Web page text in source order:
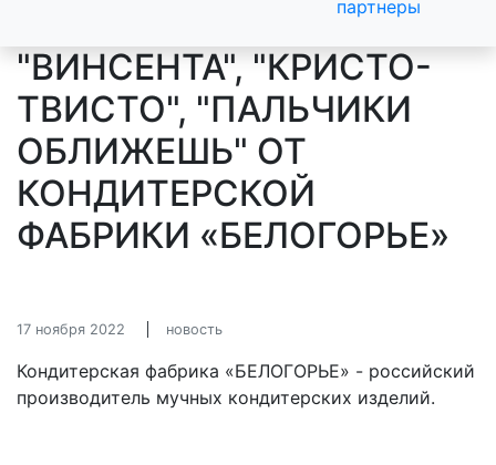
партнеры
"ВИНСЕНТА", "КРИСТО-
ТВИСТО", "ПАЛЬЧИКИ
ОБЛИЖЕШЬ" ОТ
КОНДИТЕРСКОЙ
ФАБРИКИ «БЕЛОГОРЬЕ»
17 ноября 2022 новость
Кондитерская фабрика «БЕЛОГОРЬЕ» - российский
производитель мучных кондитерских изделий.